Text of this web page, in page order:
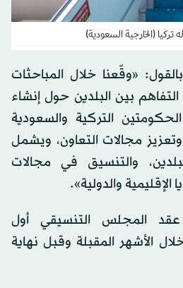
(الخارجية السعودية)
«وقّعنا خلال المباحثات
بين البلدين حول إنشاء
التركية والسعودية
مجالات التعاون، ويشمل
والتنسيق في مجالات
الإقليمية والدولية».
عقد المجلس التنسيقي أول
الأشهر المقبلة وقبل نهاية